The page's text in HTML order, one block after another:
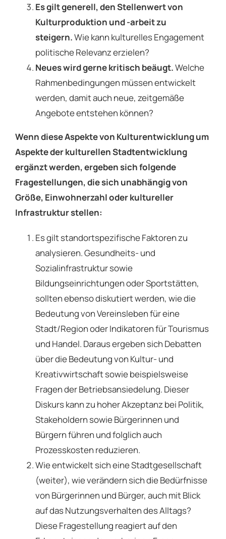
Es gilt generell, den Stellenwert von
Kulturproduktion und -arbeit zu
steigern.Wie kann kulturelles Engagement
politische Relevanz erzielen?
Neues wird gerne kritisch beäugt.Welche
Rahmenbedingungen müssen entwickelt
werden, damit auch neue, zeitgemäße
Angebote entstehen können?
Wenn diese Aspekte von Kulturentwicklung um
Aspekte der kulturellen Stadtentwicklung
ergänzt werden, ergeben sich folgende
Fragestellungen, die sich unabhängig von
Größe, Einwohnerzahl oder kultureller
Infrastruktur stellen:
Es gilt standortspezifische Faktoren zu
analysieren. Gesundheits- und
Sozialinfrastruktur sowie
Bildungseinrichtungen oder Sportstätten,
sollten ebenso diskutiert werden, wie die
Bedeutung von Vereinsleben für eine
Stadt/Region oder Indikatoren für Tourismus
und Handel. Daraus ergeben sich Debatten
über die Bedeutung von Kultur- und
Kreativwirtschaft sowie beispielsweise
Fragen der Betriebsansiedelung. Dieser
Diskurs kann zu hoher Akzeptanz bei Politik,
Stakeholdern sowie Bürgerinnen und
Bürgern führen und folglich auch
Prozesskosten reduzieren.
Wie entwickelt sich eine Stadtgesellschaft
(weiter), wie verändern sich die Bedürfnisse
von Bürgerinnen und Bürger, auch mit Blick
auf das Nutzungsverhalten des Alltags?
Diese Fragestellung reagiert auf den